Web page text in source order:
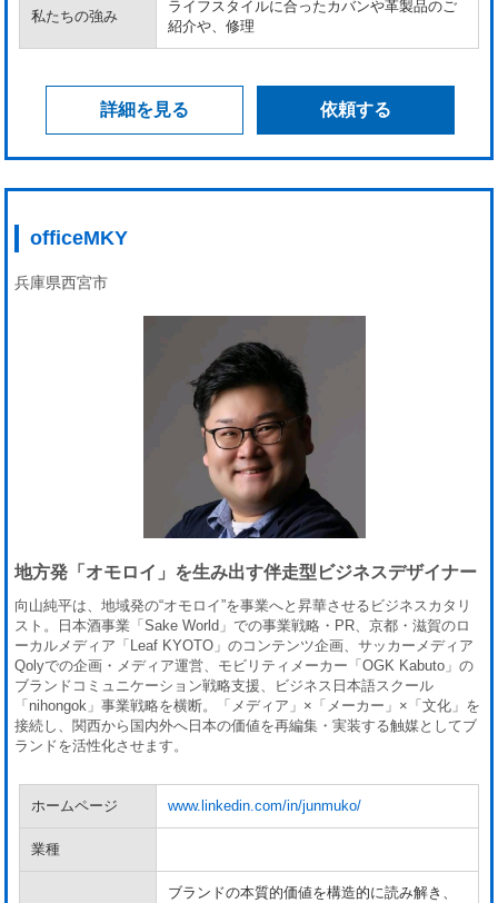
私たちの強み
ライフスタイルに合ったカバンや革製品のご
紹介や、修理
詳細を見る 依頼する
officeMKY
兵庫県西宮市
地方発「オモロイ」を生み出す伴走型ビジネスデザイナー
向山純平は、地域発の“オモロイ”を事業へと昇華させるビジネスカタリ
スト。日本酒事業「Sake World」での事業戦略・PR、京都・滋賀のロ
ーカルメディア「Leaf KYOTO」のコンテンツ企画、サッカーメディア
Qolyでの企画・メディア運営、モビリティメーカー「OGK Kabuto」の
ブランドコミュニケーション戦略支援、ビジネス日本語スクール
「nihongok」事業戦略を横断。「メディア」×「メーカー」×「文化」を
接続し、関西から国内外へ日本の価値を再編集・実装する触媒としてブ
ランドを活性化させます。
ホームページ www.linkedin.com/in/junmuko/
業種
ブランドの本質的価値を構造的に読み解き、